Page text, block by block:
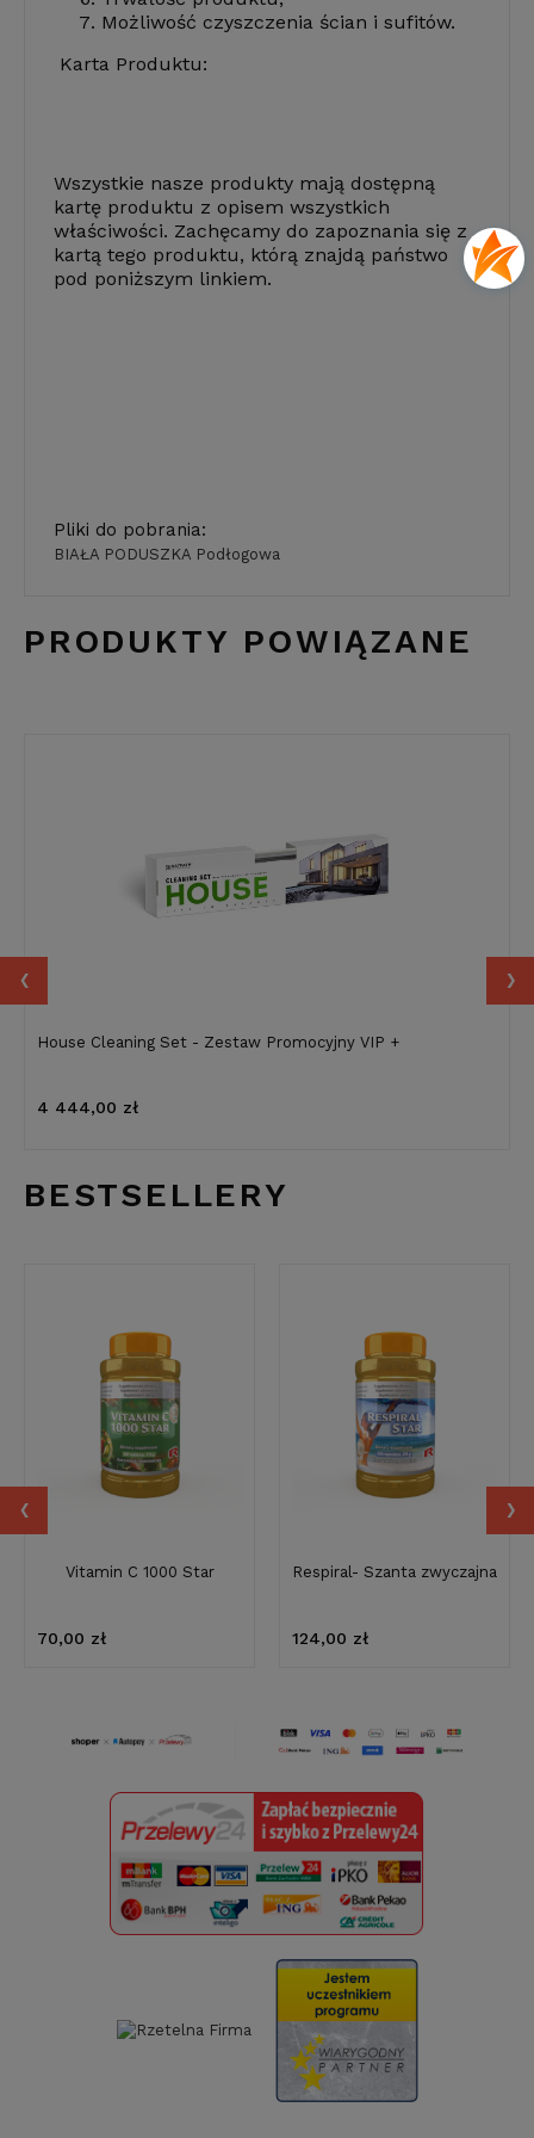
Możliwość czyszczenia ścian i sufitów.
Karta Produktu:
Wszystkie nasze produkty mają dostępną
kartę produktu z opisem wszystkich
właściwości. Zachęcamy do zapoznania się z
kartą tego produktu, którą znajdą państwo
pod poniższym linkiem.
Pliki do pobrania:
BIAŁA PODUSZKA Podłogowa
PRODUKTY POWIĄZANE
House Cleaning Set - Zestaw Promocyjny VIP +
4 444,00 zł
‹ ›
BESTSELLERY
Vitamin C 1000 Star
70,00 zł
Respiral- Szanta zwyczajna
124,00 zł
‹ ›